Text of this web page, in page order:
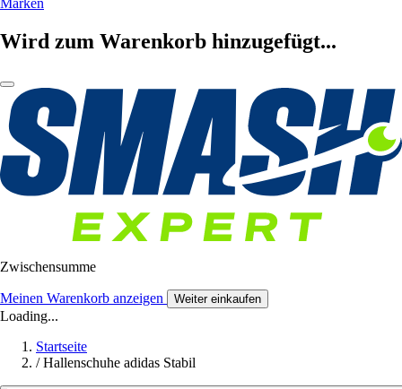
Marken
Wird zum Warenkorb hinzugefügt...
Zwischensumme
Meinen Warenkorb anzeigen Weiter einkaufen
Loading...
Startseite
/ Hallenschuhe adidas Stabil